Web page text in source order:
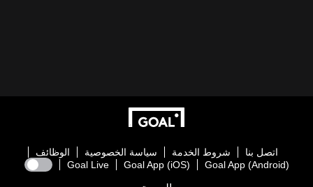
اتصل بنا شروط الخدمة سياسة الخصوصية
الوظائف
Goal App (Android)
Goal App (iOS)
Goal Live